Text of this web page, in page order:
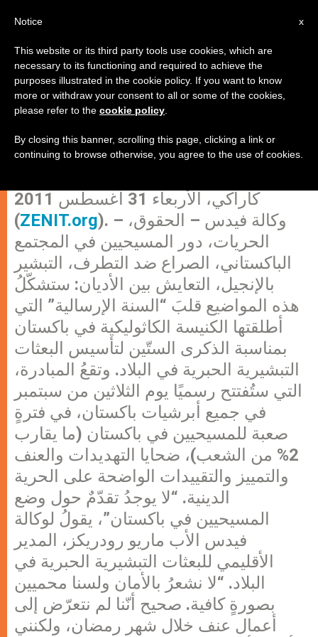
باكتسان: السنة الإرسالية تركز على
دور المسيحيين وحقوق الأقليات
الدينية
كاراكي، الأربعاء 31 أغسطس 2011
(ZENIT.org). – وكالة فيدس – الحقوق،
الحريات، دور المسيحيين في المجتمع
الباكستاني، الصراع ضد التطرف، التبشير
بالإنجيل، التعايش بين الأديان: ستشكّلُ
هذه المواضيع قلبَ “السنة الإرسالية” التي
أطلقتها الكنيسة الكاثوليكية في باكستان
بمناسبة الذكرى الستّين لتأسيس البعثات
التبشيرية الحبرية في البلاد. وتقعُ المبادرة،
التي ستُفتتح رسميًا يوم الثلاثين من سبتمبر
في جميع أبرشيات باكستان، في فترةٍ
صعبة للمسيحيين في باكستان (ما يقارب
2% من الشعب)، ضحايا التهديدات والعنف
والتمييز والتقييدات الواضحة على الحرية
الدينية. “لا يوجدُ تقدّمٌ حول وضع
المسيحيين في باكستان”، يقولُ لوكالة
فيدس الأب ماريو رودريكز، المدير
الأقليمي للبعثات التبشيرية الحبرية في
البلاد. “لا نشعرُ بالأمان ولسنا محميين
بصورةٍ كافية. صحيح أنّنا لم نتعرّض إلى
أعمال عنف خلال شهر رمضان، ولكنني
x
Notice
This website or its third party tools use cookies, which are
necessary to its functioning and required to achieve the
purposes illustrated in the cookie policy. If you want to know
more or withdraw your consent to all or some of the cookies,
please refer to the cookie policy
By closing this banner, scrolling this page, clicking a link or
continuing to browse otherwise, you agree to the use of cookies.